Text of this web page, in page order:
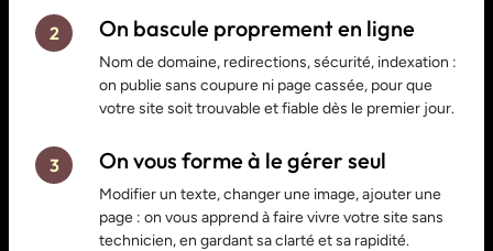
2 On bascule proprement en ligne
Nom de domaine, redirections, sécurité, indexation :
on publie sans coupure ni page cassée, pour que
votre site soit trouvable et fiable dès le premier jour.
3 On vous forme à le gérer seul
Modifier un texte, changer une image, ajouter une
page : on vous apprend à faire vivre votre site sans
technicien, en gardant sa clarté et sa rapidité.